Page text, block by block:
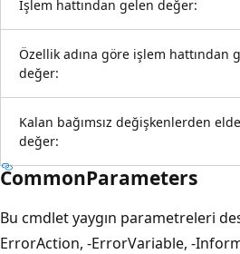
İşlem hattından gelen değer:
Özellik adına göre işlem hattından
değer:
Kalan bağımsız değişkenlerden
değer:
CommonParameters
Bu cmdlet yaygın parametreleri
ErrorAction, -ErrorVariable, -